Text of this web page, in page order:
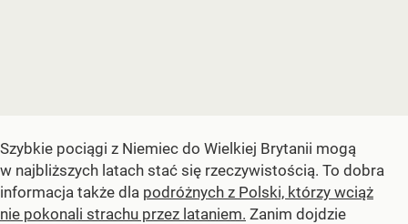
Szybkie pociągi z Niemiec do Wielkiej Brytanii mogą
w najbliższych latach stać się rzeczywistością. To dobra
informacja także dla podróżnych z Polski, którzy wciąż
nie pokonali strachu przez lataniem. Zanim dojdzie